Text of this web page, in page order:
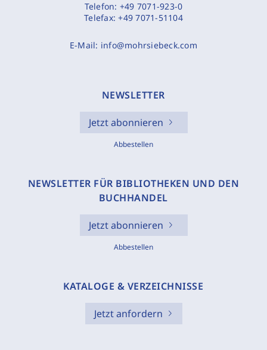
Telefon: +49 7071-923-0
Telefax:+49 7071-51104
E-Mail: info@mohrsiebeck.com
NEWSLETTER
Jetzt abonnieren
Abbestellen
NEWSLETTER FÜR BIBLIOTHEKEN UND DEN
BUCHHANDEL
Jetzt abonnieren
Abbestellen
KATALOGE & VERZEICHNISSE
Jetzt anfordern